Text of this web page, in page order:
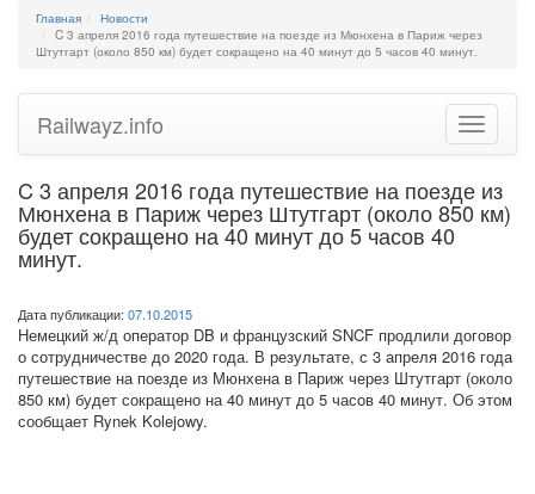
Главная
Новости
C 3 апреля 2016 года путешествие на поезде из Мюнхена в Париж через
Штутгарт (около 850 км) будет сокращено на 40 минут до 5 часов 40 минут.
Toggle
Railwayz.info
C 3 апреля 2016 года путешествие на поезде из
Мюнхена в Париж через Штутгарт (около 850 км)
будет сокращено на 40 минут до 5 часов 40
минут.
Дата публикации: 07.10.2015
Немецкий ж/д оператор DB и французский SNCF продлили договор
о сотрудничестве до 2020 года. В результате, с 3 апреля 2016 года
путешествие на поезде из Мюнхена в Париж через Штутгарт (около
850 км) будет сокращено на 40 минут до 5 часов 40 минут. Об этом
сообщает Rynek Kolejowy.